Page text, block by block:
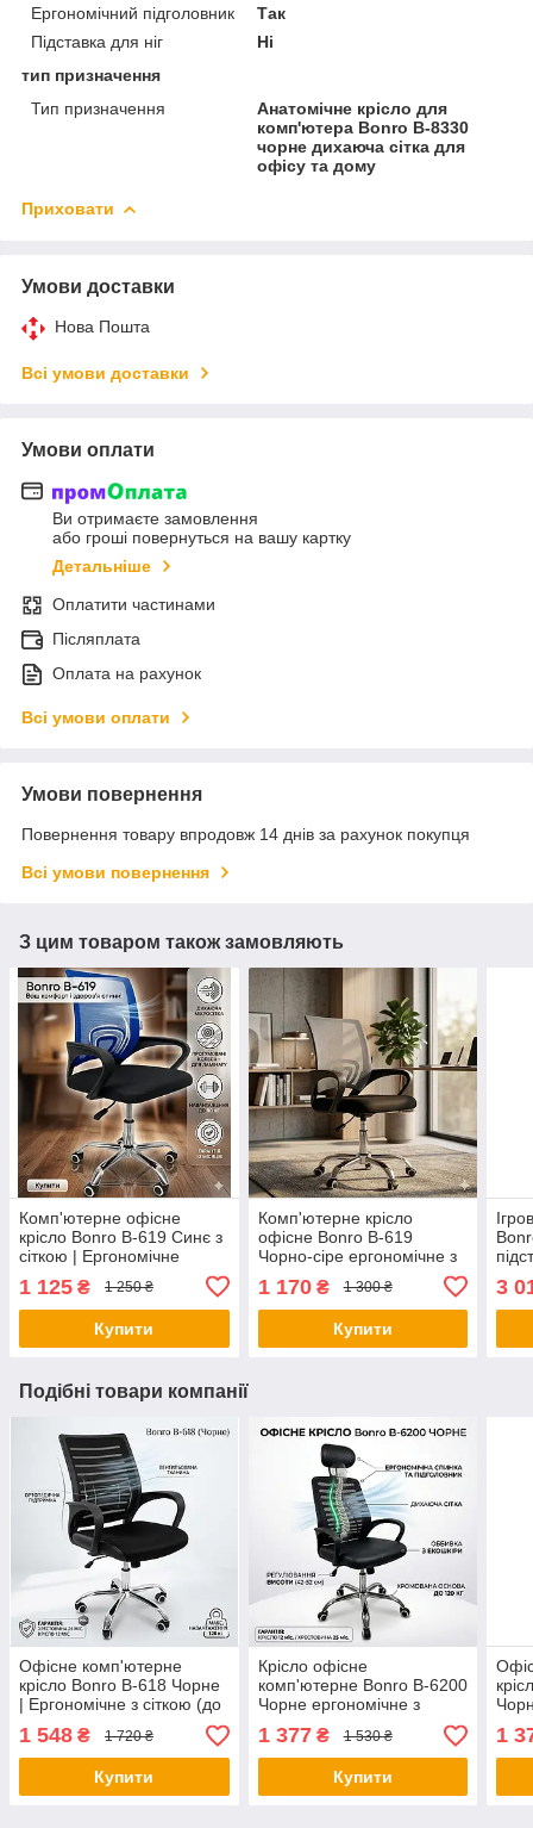
Ергономічний підголовник
Так
Підставка для ніг
Ні
тип призначення
Тип призначення
Анатомічне крісло для
комп'ютера Bonro B-8330
чорне дихаюча сітка для
офісу та дому
Приховати
Умови доставки
Нова Пошта
Всі умови доставки
Умови оплати
Ви отримаєте замовлення
або гроші повернуться на вашу картку
Детальніше
Оплатити частинами
Післяплата
Оплата на рахунок
Всі умови оплати
Умови повернення
Повернення товару впродовж 14 днів за рахунок покупця
Всі умови повернення
З цим товаром також замовляють
Комп'ютерне офісне
крісло Bonro B-619 Синє з
сіткою | Ергономічне
школяра та офісу
1 125 ₴ 1 250 ₴
Купити
Комп'ютерне крісло
офісне Bonro B-619
Чорно-сіре ергономічне з
вентильованою спинкою
для дому та роботи
1 170₴ 1 300 ₴
Купити
3
Подібні товари компанії
Офісне комп'ютерне
крісло Bonro B-618 Чорне
| Ергономічне з сіткою (до
120 кг)
1 548 ₴ 1 720 ₴
Купити
Крісло офісне
комп'ютерне Bonro B-6200
Чорне ергономічне з
вентильованою сіткою (до
120 кг)
1 377₴ 1 530 ₴
Купити
1